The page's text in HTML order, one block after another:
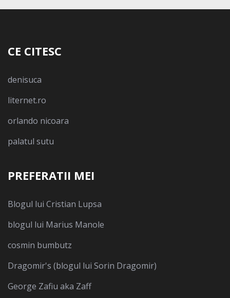
CE CITESC
denisuca
liternet.ro
orlando nicoara
palatul sutu
PREFERATII MEI
Blogul lui Cristian Lupsa
blogul lui Marius Manole
cosmin bumbutz
Dragomir's (blogul lui Sorin Dragomir)
George Zafiu aka Zaff